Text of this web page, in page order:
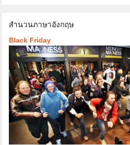
สำนวนภาษาอังกฤษ
Black Friday